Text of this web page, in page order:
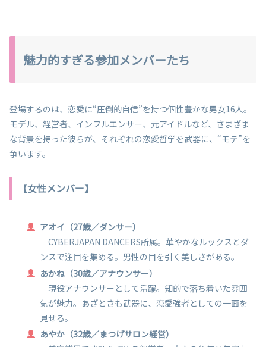
魅力的すぎる参加メンバーたち
登場するのは、恋愛に“圧倒的自信”を持つ個性豊かな男女16人。
モデル、経営者、インフルエンサー、元アイドルなど、さまざま
な背景を持った彼らが、それぞれの恋愛哲学を武器に、“モテ”を
争います。
【女性メンバー】
アオイ（27歳／ダンサー）
CYBERJAPAN DANCERS所属。華やかなルックスとダ
ンスで注目を集める。男性の目を引く美しさがある。
あかね（30歳／アナウンサー）
現役アナウンサーとして活躍。知的で落ち着いた雰囲
気が魅力。あざとさも武器に、恋愛強者としての一面を
見せる。​
あやか（32歳／まつげサロン経営）